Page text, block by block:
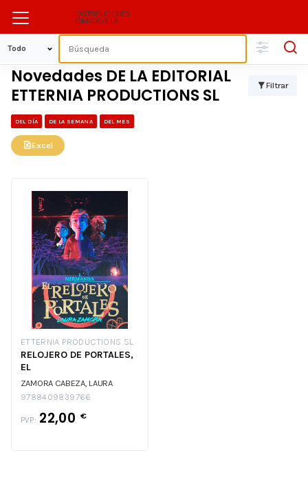
Novedades DE LA EDITORIAL
ETTERNIA PRODUCTIONS SL
Filtrar
DEL DÍA DE LA SEMANA DEL MES
Excel
ETTERNIA PRODUCTIONS SL
RELOJERO DE PORTALES,
EL
ZAMORA CABEZA, LAURA
9788409839766
PVP: 22,00 €